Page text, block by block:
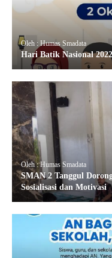
Oleh : Humas Smadata
Hari Batik Nasional 2022
Oleh : Humas Smadata
SMAN 2 Tanggul
Sosialisasi dan Motivasi